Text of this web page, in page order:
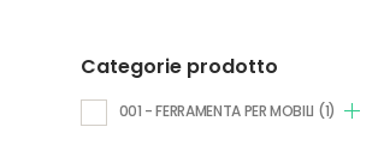
Categorie prodotto
001 - FERRAMENTA PER MOBILI (1)